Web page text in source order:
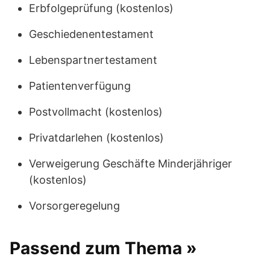
Erbfolgeprüfung (kostenlos)
Geschiedenentestament
Lebenspartnertestament
Patientenverfügung
Postvollmacht (kostenlos)
Privatdarlehen (kostenlos)
Verweigerung Geschäfte Minderjähriger
(kostenlos)
Vorsorgeregelung
Passend zum Thema »